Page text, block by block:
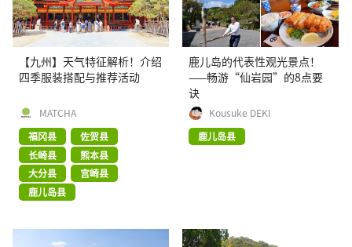
【九州】天气特征解析！介绍
四季服装搭配与推荐活动
MATCHA
福冈县
佐贺县
长崎县
熊本县
大分县
宫崎县
鹿儿岛县
鹿儿岛的代表性观光景点！
——畅游“仙岩园”的8点要
诀
Kousuke DEKI
鹿儿岛县